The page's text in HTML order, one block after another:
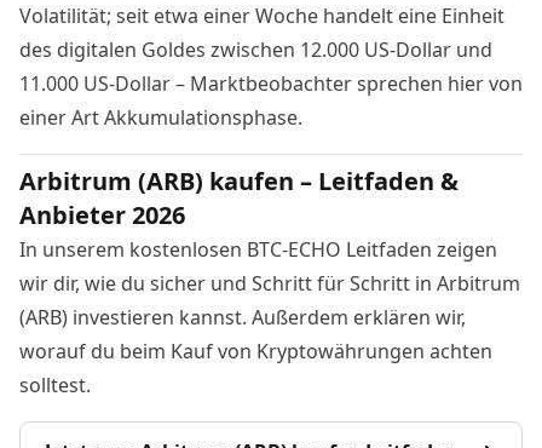
Volatilität; seit etwa einer Woche handelt eine Einheit
des digitalen Goldes zwischen 12.000 US-Dollar und
11.000 US-Dollar – Marktbeobachter sprechen hier von
einer Art Akkumulationsphase.
Arbitrum (ARB) kaufen – Leitfaden &
Anbieter 2026
In unserem kostenlosen BTC-ECHO Leitfaden zeigen
wir dir, wie du sicher und Schritt für Schritt in Arbitrum
(ARB) investieren kannst. Außerdem erklären wir,
worauf du beim Kauf von Kryptowährungen achten
solltest.